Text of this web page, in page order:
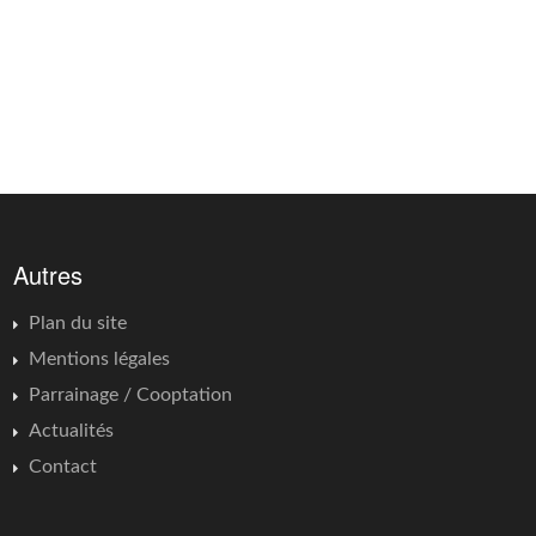
Autres
Plan du site
Mentions légales
Parrainage / Cooptation
Actualités
Contact